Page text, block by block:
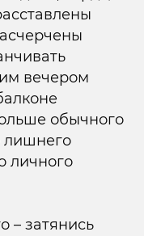
вечером
обычного
лишнего
личного
– затянись